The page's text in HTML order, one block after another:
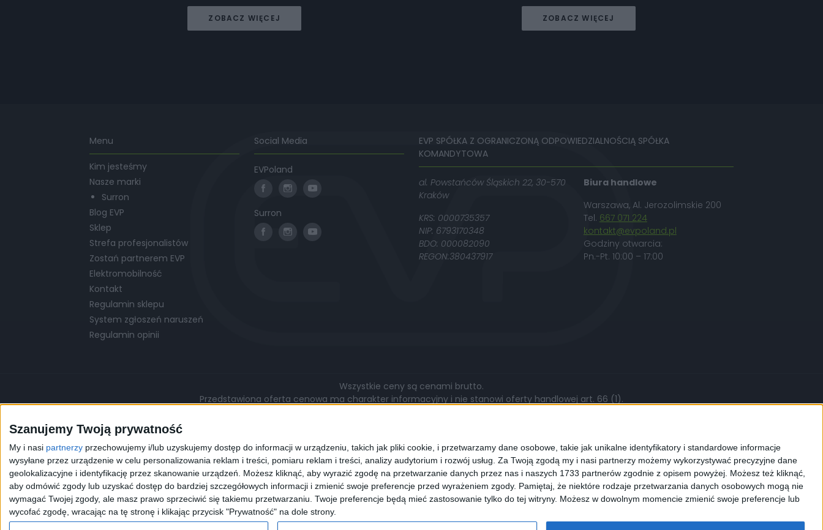
Szanujemy Twoją prywatność
My i nasi partnerzy przechowujemy i/lub uzyskujemy dostęp do informacji w urządzeniu, takich jak pliki cookie, i przetwarzamy dane osobowe, takie jak unikalne identyfikatory i standardowe informacje
wysyłane przez urządzenie w celu personalizowania reklam i treści, pomiaru reklam i treści, analizy audytorium i rozwój usług. Za Twoją zgodą my i nasi partnerzy możemy wykorzystywać precyzyjne dane
geolokalizacyjne i identyfikację przez skanowanie urządzeń. Możesz kliknąć, aby wyrazić zgodę na przetwarzanie danych przez nas i naszych 1733 partnerów zgodnie z opisem powyżej. Możesz też kliknąć,
aby odmówić zgody lub uzyskać dostęp do bardziej szczegółowych informacji i zmienić swoje preferencje przed wyrażeniem zgody. Pamiętaj, że niektóre rodzaje przetwarzania danych osobowych mogą nie
wymagać Twojej zgody, ale masz prawo sprzeciwić się takiemu przetwarzaniu. Twoje preferencje będą mieć zastosowanie tylko do tej witryny. Możesz w dowolnym momencie zmienić swoje preferencje lub
wycofać zgodę, wracając na tę stronę i klikając przycisk "Prywatność" na dole strony.
ZOBACZ WIĘCEJ ZOBACZ WIĘCEJ
Menu
Kim jesteśmy
Nasze marki
Surron
Blog EVP
Sklep
Strefa profesjonalistów
Zostań partnerem EVP
Elektromobilność
Kontakt
Regulamin sklepu
System zgłoszeń naruszeń
Regulamin opinii
Social Media
EVPoland
Surron
EVP SPÓŁKA Z OGRANICZONĄ ODPOWIEDZIALNOŚCIĄ SPÓŁKA
KOMANDYTOWA
al. Powstańców Śląskich 22, 30-570
Kraków
KRS: 0000735357
NIP: 6793170348
BDO: 000082090
REGON:380437917
Biura handlowe
Warszawa, Al. Jerozolimskie 200
Tel. 667 071 224
kontakt@evpoland.pl
Godziny otwarcia:
Pn.-Pt. 10:00 – 17:00
Wszystkie ceny są cenami brutto.
Przedstawiona oferta cenowa ma charakter informacyjny i nie stanowi oferty handlowej art. 66 (1).
© 2026 EVP© Polityka prywatności
Korzystając z naszej przeglądarki wyrażają Państwo zgodę na wykorzystywanie przez nas plików cookies. Używamy ich do
celów statystycznych. W programie służącym do obsługi stron internetowych można zmienić ustawienia dotyczące
cookies.